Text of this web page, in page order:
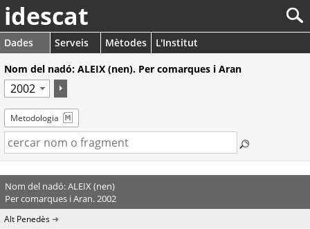
idescat
Dades Serveis Mètodes
L'Institut
Nom del nadó: ALEIX (nen). Per comarques i Aran
Metodologia
Nom del nadó: ALEIX (nen)
Per comarques i Aran. 2002
Alt Penedès